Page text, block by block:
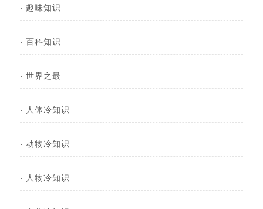
· 趣味知识
· 百科知识
· 世界之最
· 人体冷知识
· 动物冷知识
· 人物冷知识